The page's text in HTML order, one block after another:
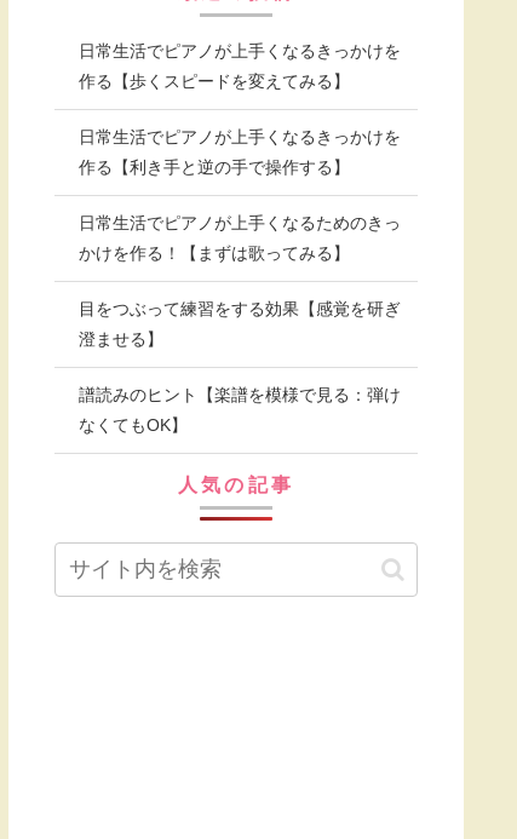
日常生活でピアノが上手くなるきっかけを
作る【歩くスピードを変えてみる】
日常生活でピアノが上手くなるきっかけを
作る【利き手と逆の手で操作する】
日常生活でピアノが上手くなるためのきっ
かけを作る！【まずは歌ってみる】
目をつぶって練習をする効果【感覚を研ぎ
澄ませる】
譜読みのヒント【楽譜を模様で見る：弾け
なくてもOK】
人気の記事